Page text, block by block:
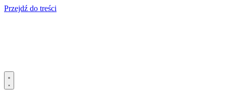
Przejdź do treści